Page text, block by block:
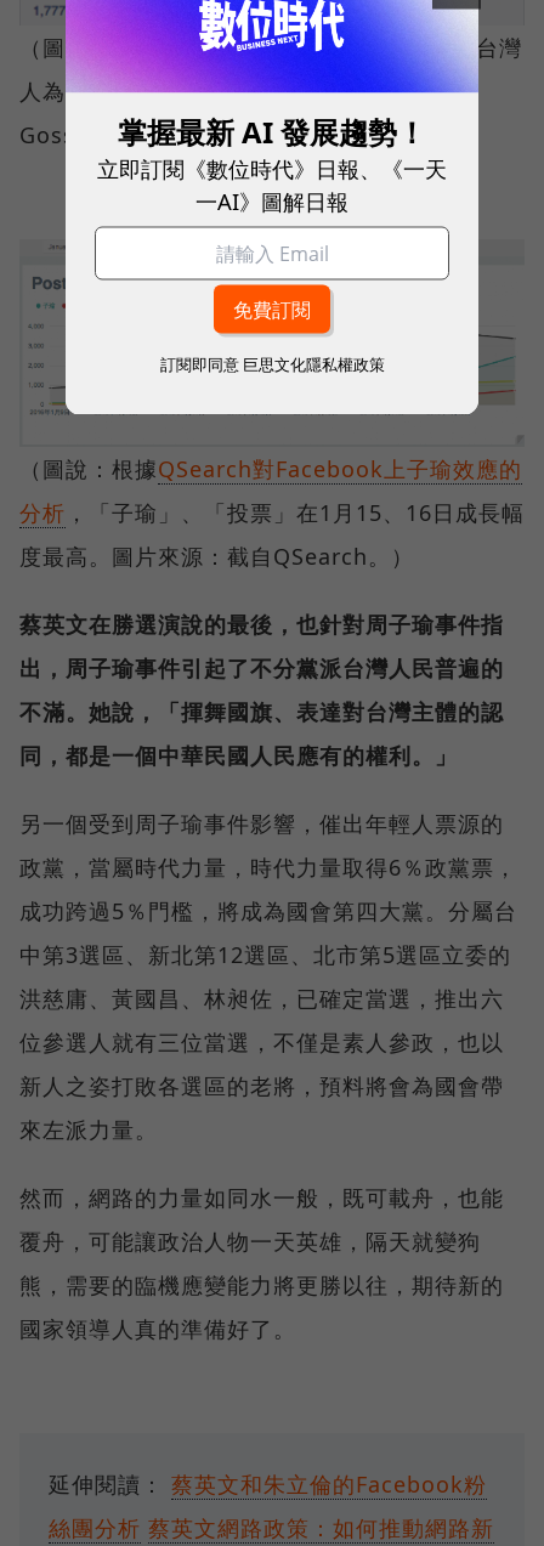
（圖說：網友在PTT發表周子瑜道歉影片，讓台灣
人為她感到十分氣憤。圖片來源：截自PTT
Gossiping批踢踢八卦板粉絲團。）
（圖說：根據QSearch對Facebook上子瑜效應的
分析 ，「子瑜」、「投票」在1月15、16日成長幅
度最高。圖片來源：截自QSearch。）
蔡英文在勝選演說的最後，也針對周子瑜事件指
出，周子瑜事件引起了不分黨派台灣人民普遍的
不滿。她說，「揮舞國旗、表達對台灣主體的認
同，都是一個中華民國人民應有的權利。」
另一個受到周子瑜事件影響，催出年輕人票源的
政黨，當屬時代力量，時代力量取得6％政黨票，
成功跨過5％門檻，將成為國會第四大黨。分屬台
中第3選區、新北第12選區、北市第5選區立委的
洪慈庸、黃國昌、林昶佐，已確定當選，推出六
位參選人就有三位當選，不僅是素人參政，也以
新人之姿打敗各選區的老將，預料將會為國會帶
來左派力量。
然而，網路的力量如同水一般，既可載舟，也能
覆舟，可能讓政治人物一天英雄，隔天就變狗
熊，需要的臨機應變能力將更勝以往，期待新的
國家領導人真的準備好了。
延伸閱讀： 蔡英文和朱立倫的Facebook粉
絲團分析 蔡英文網路政策：如何推動網路新
掌握最新 AI 發展趨勢！
立即訂閱《數位時代》日報、《一天
一AI》圖解日報
訂閱即同意 巨思文化隱私權政策